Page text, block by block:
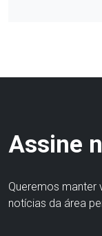
Assine
Queremos manter
notícias da área